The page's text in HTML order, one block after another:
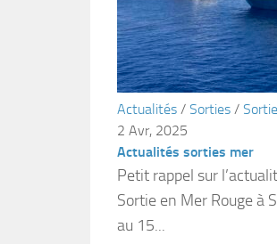
Actualités / Sorties /
2 Avr, 2025
Actualités sorties mer
Petit rappel sur
Sortie en Mer Rouge à
au 15...